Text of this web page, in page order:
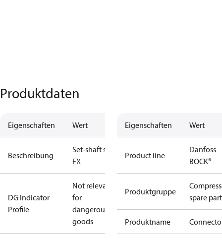
Produktdaten
Eigenschaften Wert
Beschreibung
Set-shaft seal
FX
DG Indicator
Profile
Not relevant
for
dangerous
goods
Eigenschaften Wert
Product line
Danfoss
BOCK®
Produktgruppe
spare
Produktname